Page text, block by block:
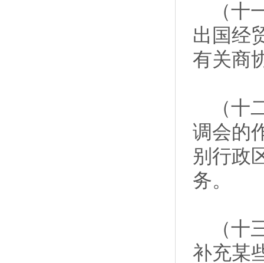
（十
出国经
有关商
（十
调会的
别行政
务。
（十
补充某